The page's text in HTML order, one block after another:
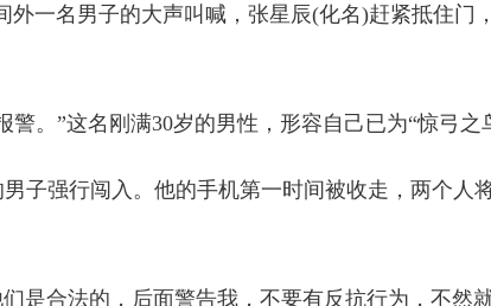
一名男子的大声叫喊，张星辰(化名)赶紧抵住门
”这名刚满30岁的男性，形容自己已为“惊弓之
强行闯入。他的手机第一时间被收走，两个人
合法的，后面警告我，不要有反抗行为，不然